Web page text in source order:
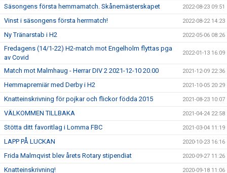
Säsongens första hemmamatch. Skånemästerskapet 2022-08-23 09:51
Vinst i säsongens första herrmatch! 2022-08-22 14:23
Ny Tränarstab i H2 2022-05-06 08:26
Fredagens (14/1-22) H2-match mot Engelholm flyttas pga
av Covid
2022-01-13 16:09
Match mot Malmhaug - Herrar DIV 2 2021-12-10 20.00 2021-12-09 22:36
Hemmapremiär med Derby i H2 2021-10-05 20:29
Knatteinskrivning för pojkar och flickor födda 2015 2021-08-23 10:07
VÄLKOMMEN TILLBAKA 2021-04-24 22:58
Stötta ditt favoritlag i Lomma FBC 2021-03-04 11:19
LAPP PÅ LUCKAN 2020-10-23 16:16
Frida Malmqvist blev årets Rotary stipendiat 2020-09-27 11:26
Knatteinskrivning! 2020-09-18 11:06